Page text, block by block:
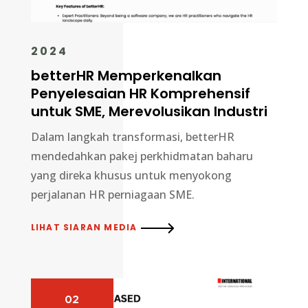
2024
betterHR Memperkenalkan
Penyelesaian HR Komprehensif
untuk SME, Merevolusikan Industri
Dalam langkah transformasi, betterHR
mendedahkan pakej perkhidmatan baharu
yang direka khusus untuk menyokong
perjalanan HR perniagaan SME.
LIHAT SIARAN MEDIA
02